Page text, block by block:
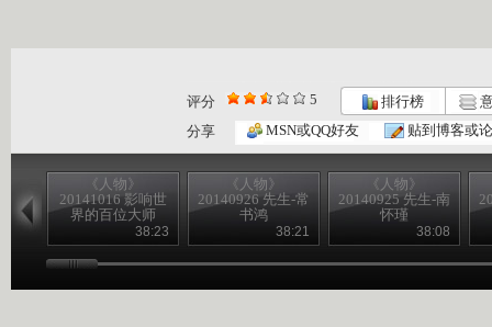
评分 5 排行榜
分享
MSN或QQ好友 贴到博客或
《人物》
20141016 影响世
界的百位大师
——达-芬奇38:23
《人物》
20140926 先生-常
书鸿
38:21
《人物》
20140925 先生-南
怀瑾
38:08